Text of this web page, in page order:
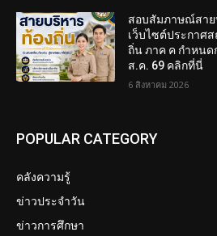
สอบสัมภาษณ์สาย
เว็บไซต์ประกาศ
ถิ่น ภาค ค กำหน
ส.ค. 69 คลิกที่นี่
6 สิงหาคม 2026
POPULAR CATEGORY
คลังความรู้
ข่าวประจำวัน
ข่าวการศึกษา